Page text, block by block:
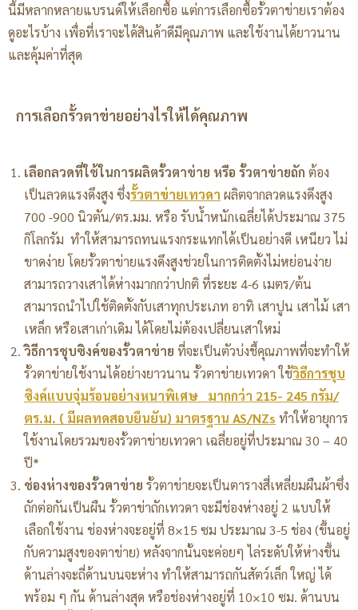
นี้มีหลากหลายแบรนด์ให้เลือกซื้อ แต่การเลือกซื้อรั้วตาข่ายเราต้อง
ดูอะไรบ้าง เพื่อที่เราจะได้สินค้าดีมีคุณภาพ และใช้งานได้ยาวนาน
และคุ้มค่าที่สุด
การเลือกรั้วตาข่ายอย่างไรให้ได้คุณภาพ
เลือกลวดที่ใช้ในการผลิตรั้วตาข่าย หรือ รั้วตาข่ายถัก ต้อง
เป็นลวดแรงดึงสูง ซึ่งรั้วตาข่ายเทวดา ผลิตจากลวดแรงดึงสูง
700 -900 นิวตัน/ตร.มม. หรือ รับน้ำหนักเฉลี่ยได้ประมาณ 375
กิโลกรัม ทำให้สามารถทนแรงกระแทกได้เป็นอย่างดี เหนียว ไม่
ขาดง่าย โดยรั้วตาข่ายแรงดึงสูงช่วยในการติดตั้งไม่หย่อนง่าย
สามารถวางเสาได้ห่างมากกว่าปกติ ที่ระยะ 4-6 เมตร/ต้น
สามารถนำไปใช้ติดตั้งกับเสาทุกประเภท อาทิ เสาปูน เสาไม้ เสา
เหล็ก หรือเสาเก่าเดิม ได้โดยไม่ต้องเปลี่ยนเสาใหม่
วิธีการชุบซิงค์ของรั้วตาข่าย ที่จะเป็นตัวบ่งชี้คุณภาพที่จะทำให้
รั้วตาข่ายใช้งานได้อย่างยาวนาน รั้วตาข่ายเทวดา ใช้วิธีการชุบ
ซิงค์แบบจุ่มร้อนอย่างหนาพิเศษ
มากกว่า 215- 245 กรัม/
ตร.ม. ( มีผลทดสอบยืนยัน) มาตรฐาน AS/NZs ทำให้อายุการ
ใช้งานโดยรวมของรั้วตาข่ายเทวดา เฉลี่ยอยู่ที่ประมาณ 30 – 40
ปี*
ช่องห่างของรั้วตาข่าย รั้วตาข่ายจะเป็นตารางสี่เหลี่ยมผืนผ้าซึ่ง
ถักต่อกันเป็นผืน รั้วตาข่าถักเทวดา จะมีช่องห่างอยู่ 2 แบบให้
เลือกใช้งาน ช่องห่างจะอยู่ที่ 8×15 ซม ประมาณ 3-5 ช่อง (ขึ้นอยู่
กับความสูงของตาข่าย) หลังจากนั้นจะค่อยๆ ไล่ระดับให้ห่างขึ้น
ด้านล่างจะถี่ด้านบนจะห่าง ทำให้สามารถกันสัตว์เล็ก ใหญ่ ได้
พร้อม ๆ กัน ด้านล่างสุด หรือช่องห่างอยู่ที่ 10×10 ซม. ด้านบน